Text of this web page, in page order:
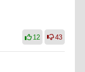
12 43